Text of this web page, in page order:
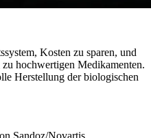
Kosten zu sparen, und
hochwertigen Medikamenten.
Herstellung der biologischen
Sandoz/Novartis